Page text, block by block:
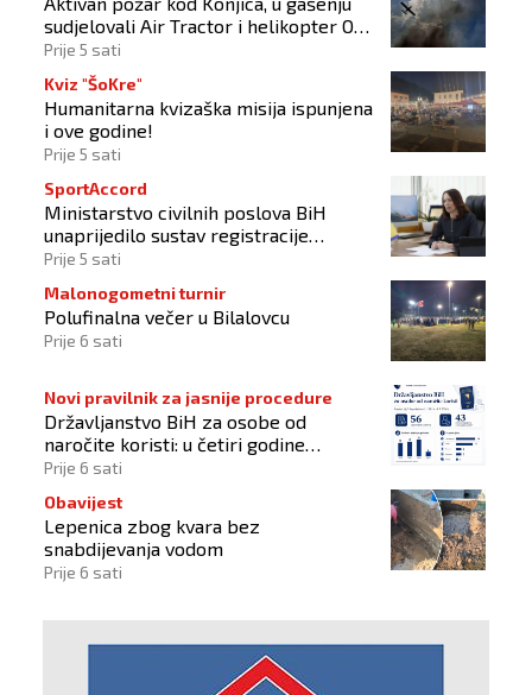
sudjelovali Air Tractor i helikopter OS-
a BiH
Prije 5 sati
Kviz "ŠoKre"
Humanitarna kvizaška misija ispunjena
i ove godine!
Prije 5 sati
SportAccord
Ministarstvo civilnih poslova BiH
unaprijedilo sustav registracije
sportskih organizacija
Prije 5 sati
Malonogometni turnir
Polufinalna večer u Bilalovcu
Prije 6 sati
Novi pravilnik za jasnije procedure
Državljanstvo BiH za osobe od
naročite koristi: u četiri godine
odobrena 43 zahtjeva
Prije 6 sati
Obavijest
Lepenica zbog kvara bez
snabdijevanja vodom
Prije 6 sati